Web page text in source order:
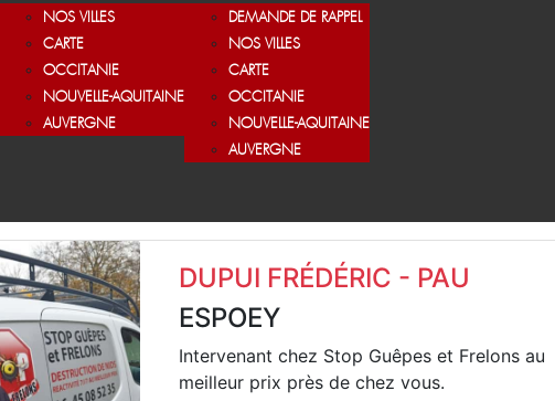
NOS VILLES
CARTE
OCCITANIE
NOUVELLE-AQUITAINE
AUVERGNE
DEMANDE DE RAPPEL
NOS VILLES
CARTE
OCCITANIE
NOUVELLE-AQUITAINE
AUVERGNE
DUPUI FRÉDÉRIC - PAU
ESPOEY
Intervenant chez Stop Guêpes et Frelons au
meilleur prix près de chez vous.